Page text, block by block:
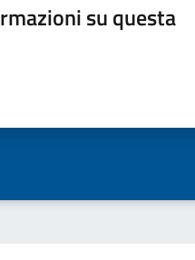
su questa